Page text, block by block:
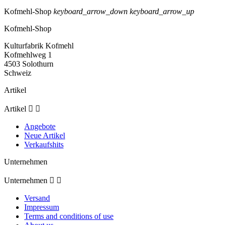
Kofmehl-Shop keyboard_arrow_down keyboard_arrow_up
Kofmehl-Shop
Kulturfabrik Kofmehl
Kofmehlweg 1
4503 Solothurn
Schweiz
Artikel
Artikel  
Angebote
Neue Artikel
Verkaufshits
Unternehmen
Unternehmen  
Versand
Impressum
Terms and conditions of use